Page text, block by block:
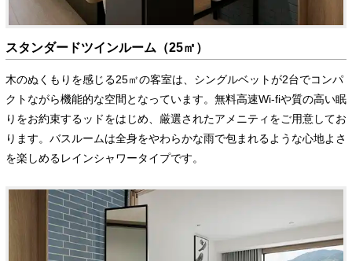
スタンダードツインルーム（25㎡）
木のぬくもりを感じる25㎡の客室は、シングルベットが2台でコンパ
クトながら機能的な空間となっています。無料高速Wi-fiや質の高い眠
りをお約束するッドをはじめ、厳選されたアメニティをご用意してお
ります。バスルームは全身をやわらかな雨で包まれるような心地よさ
を楽しめるレインシャワータイプです。